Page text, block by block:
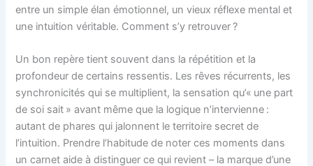
entre un simple élan émotionnel, un vieux réflexe mental et
une intuition véritable. Comment s’y retrouver ?
Un bon repère tient souvent dans la répétition et la
profondeur de certains ressentis. Les rêves récurrents, les
synchronicités qui se multiplient, la sensation qu’« une part
de soi sait » avant même que la logique n’intervienne :
autant de phares qui jalonnent le territoire secret de
l’intuition. Prendre l’habitude de noter ces moments dans
un carnet aide à distinguer ce qui revient – la marque d’une